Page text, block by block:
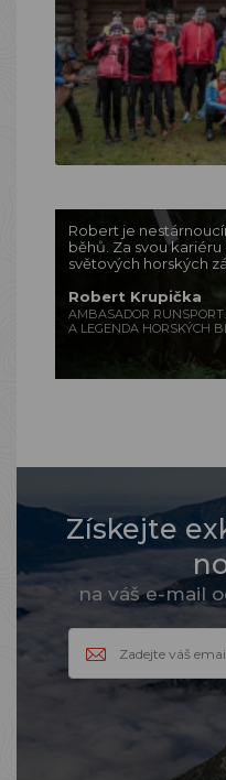
Robert je
běhů. Za svou
světových horských
Robert Krupička
AMBASADOR
A LEGENDA HORSKÝCH
Získejte
na váš e-mail